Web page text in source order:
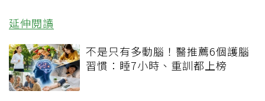
延伸閱讀
不是只有多動腦！醫推薦6個護腦
習慣：睡7小時、重訓都上榜